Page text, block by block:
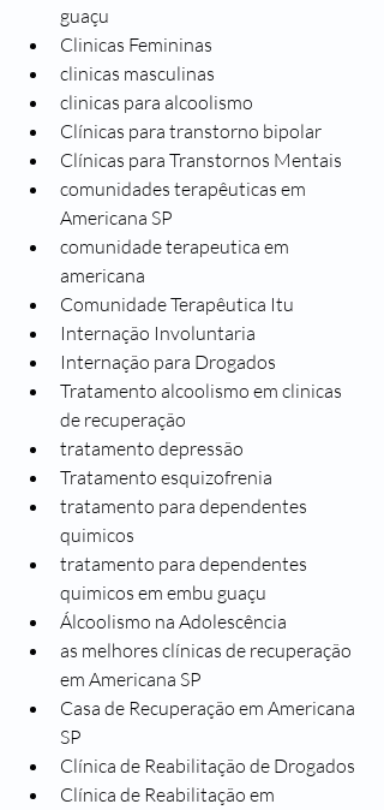
guaçu
Clinicas Femininas
clinicas masculinas
clinicas para alcoolismo
Clínicas para transtorno bipolar
Clínicas para Transtornos Mentais
comunidades terapêuticas em
Americana SP
comunidade terapeutica em
americana
Comunidade Terapêutica Itu
Internação Involuntaria
Internação para Drogados
Tratamento alcoolismo em clinicas
de recuperação
tratamento depressão
Tratamento esquizofrenia
tratamento para dependentes
quimicos
tratamento para dependentes
quimicos em embu guaçu
Álcoolismo na Adolescência
as melhores clínicas de recuperação
em Americana SP
Casa de Recuperação em Americana
SP
Clínica de Reabilitação de Drogados
Clínica de Reabilitação em